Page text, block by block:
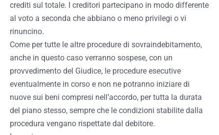
crediti sul totale. I creditori partecipano in modo differente
al voto a seconda che abbiano o meno privilegi o vi
rinuncino.
Come per tutte le altre procedure di sovraindebitamento,
anche in questo caso verranno sospese, con un
provvedimento del Giudice, le procedure esecutive
eventualmente in corso e non ne potranno iniziare di
nuove sui beni compresi nell’accordo, per tutta la durata
del piano stesso, sempre che le condizioni stabilite dalla
procedura vengano rispettate dal debitore.